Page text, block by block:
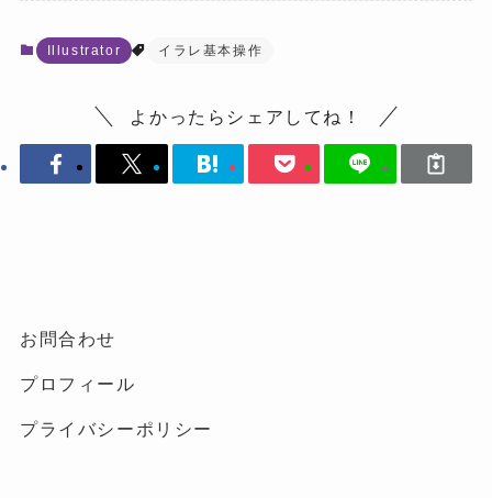
Illustrator イラレ基本操作
よかったらシェアしてね！
お問合わせ
プロフィール
プライバシーポリシー